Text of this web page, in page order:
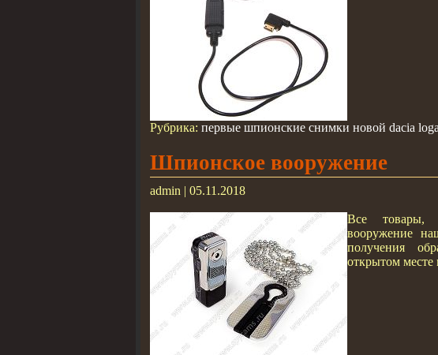
Рубрика: первые шпионские снимки новой dacia
Шпионское вооружение
admin | 05.11.2018
Все товары,
вооружение
получения
открытом